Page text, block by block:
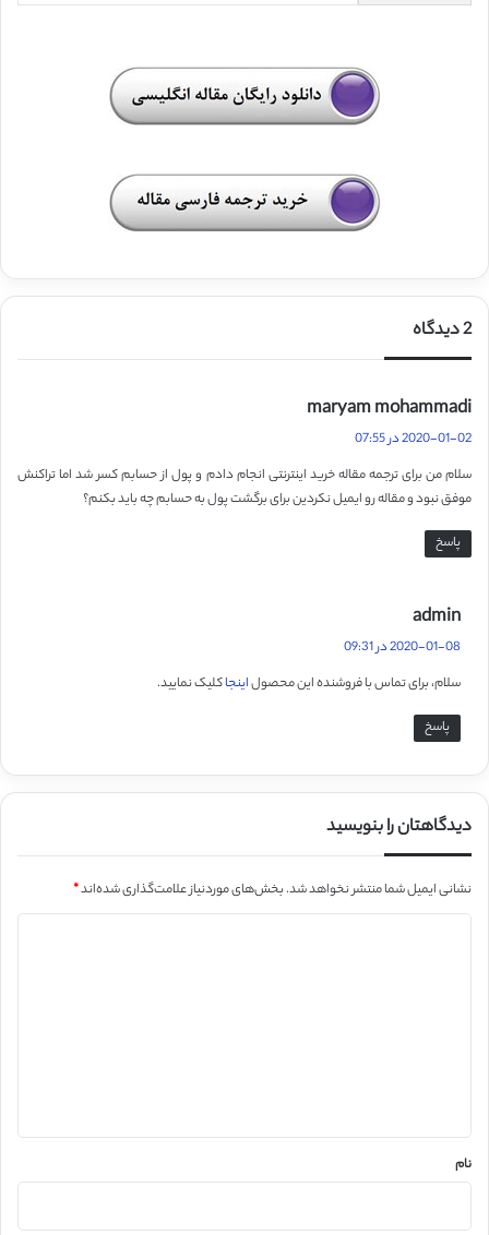
2 دیدگاه
maryam mohammadi
:
2020-01-02 در 07:55
سلام من برای ترجمه مقاله خرید اینترنتی انجام دادم و پول از حسابم کسر شد اما تراکنش
موفق نبود و مقاله رو ایمیل نکردین برای برگشت پول به حسابم چه باید بکنم؟
پاسخ
admin
ف
:
2020-01-08 در 09:31
سلام، برای تماس با فروشنده این محصولاینجاکلیک نمایید.
پاسخ
دیدگاهتان را بنویسید
نشانی ایمیل شما منتشر نخواهد شد.بخش‌های موردنیاز علامت‌گذاری شده‌اند*
نام